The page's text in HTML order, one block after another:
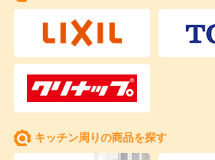
キッチン周りの商品を探す